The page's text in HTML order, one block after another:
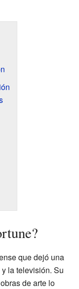
que dejó una
la televisión. Su
de arte lo